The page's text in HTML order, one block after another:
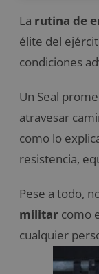
La rutina de
élite del
condiciones
Un Seal
atravesar
como lo
resistencia,
Pese a todo,
militar como
cualquier